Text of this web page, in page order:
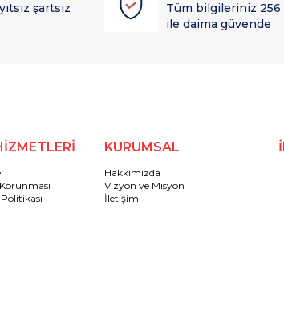
şartsız
Tüm bilgileriniz 256
ile daima güvende
KURUMSAL
Hakkımızda
Vizyon ve Misyon
İletişim